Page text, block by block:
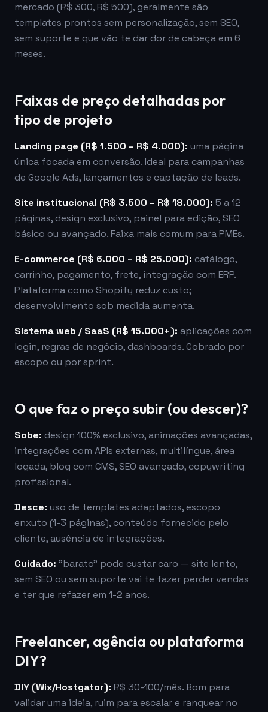
mercado (R$ 300, R$ 500), geralmente são
templates prontos sem personalização, sem SEO,
sem suporte e que vão te dar dor de cabeça em 6
meses.
Faixas de preço detalhadas por
tipo de projeto
Landing page (R$ 1.500 – R$ 4.000): uma página
única focada em conversão. Ideal para campanhas
de Google Ads, lançamentos e captação de leads.
Site institucional (R$ 3.500 – R$ 18.000): 5 a 12
páginas, design exclusivo, painel para edição, SEO
básico ou avançado. Faixa mais comum para PMEs.
E-commerce (R$ 6.000 – R$ 25.000): catálogo,
carrinho, pagamento, frete, integração com ERP.
Plataforma como Shopify reduz custo;
desenvolvimento sob medida aumenta.
Sistema web / SaaS (R$ 15.000+): aplicações com
login, regras de negócio, dashboards. Cobrado por
escopo ou por sprint.
O que faz o preço subir (ou descer)?
Sobe: design 100% exclusivo, animações avançadas,
integrações com APIs externas, multilíngue, área
logada, blog com CMS, SEO avançado, copywriting
profissional.
Desce: uso de templates adaptados, escopo
enxuto (1-3 páginas), conteúdo fornecido pelo
cliente, ausência de integrações.
Cuidado: "barato" pode custar caro — site lento,
sem SEO ou sem suporte vai te fazer perder vendas
e ter que refazer em 1-2 anos.
Freelancer, agência ou plataforma
DIY?
DIY (Wix/Hostgator): R$ 30-100/mês. Bom para
validar uma ideia, ruim para escalar e ranquear no